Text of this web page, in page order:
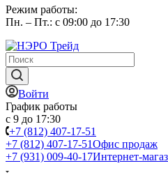
Режим работы:
Пн. – Пт.: с 09:00 до 17:30
Войти
График работы
с 9 до 17:30
+7 (812) 407-17-51
+7 (812) 407-17-51Офис продаж
+7 (931) 009-40-17Интернет-